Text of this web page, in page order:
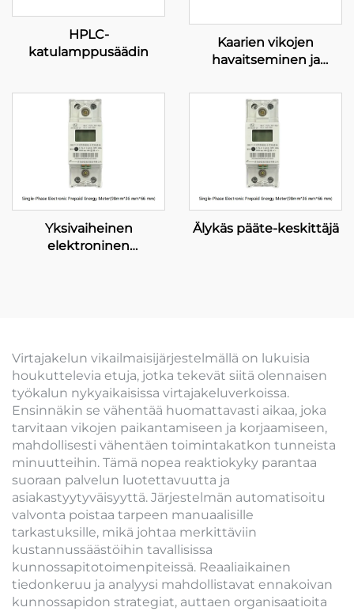
HPLC-
katulamppusäädin
Kaarien vikojen
havaitseminen ja
Yksivaiheinen
elektroninen
Älykäs pääte-keskittäjä
Virtajakelun vikailmaisijärjestelmällä on lukuisia
houkuttelevia etuja, jotka tekevät siitä olennaisen
työkalun nykyaikaisissa virtajakeluverkoissa.
Ensinnäkin se vähentää huomattavasti aikaa, joka
tarvitaan vikojen paikantamiseen ja korjaamiseen,
mahdollisesti vähentäen toimintakatkon tunneista
minuutteihin. Tämä nopea reaktiokyky parantaa
suoraan palvelun luotettavuutta ja
asiakastyytyväisyyttä. Järjestelmän automatisoitu
valvonta poistaa tarpeen manuaalisille
tarkastuksille, mikä johtaa merkittäviin
kustannussäästöihin tavallisissa
kunnossapitotoimenpiteissä. Reaaliaikainen
tiedonkeruu ja analyysi mahdollistavat ennakoivan
kunnossapidon strategiat, auttaen organisaatioita